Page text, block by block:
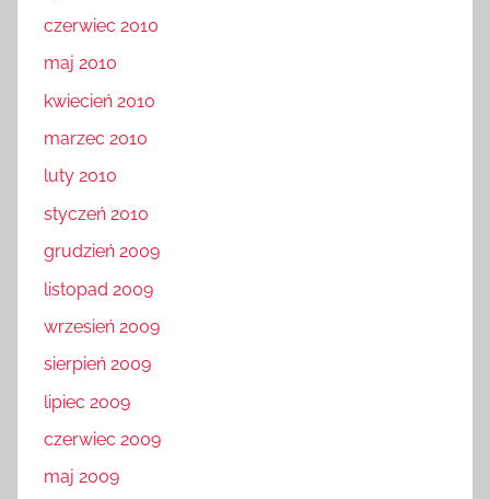
czerwiec 2010
maj 2010
kwiecień 2010
marzec 2010
luty 2010
styczeń 2010
grudzień 2009
listopad 2009
wrzesień 2009
sierpień 2009
lipiec 2009
czerwiec 2009
maj 2009